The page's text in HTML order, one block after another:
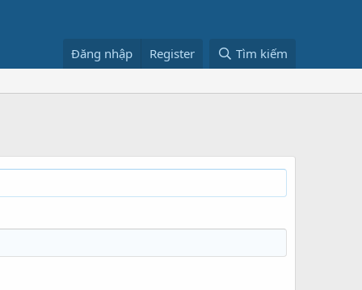
Đăng nhập Register Tìm kiếm